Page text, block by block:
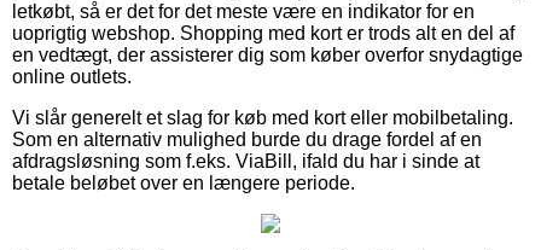
letkøbt, så er det for det meste være en indikator for en
uoprigtig webshop. Shopping med kort er trods alt en del af
en vedtægt, der assisterer dig som køber overfor snydagtige
online outlets.
Vi slår generelt et slag for køb med kort eller mobilbetaling.
Som en alternativ mulighed burde du drage fordel af en
afdragsløsning som f.eks. ViaBill, ifald du har i sinde at
betale beløbet over en længere periode.